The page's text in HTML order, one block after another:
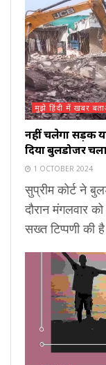
मुझे हिंदी में खबर
नहीं चलेगा सड़क
दिया बुलडोजर
1 OCTOBER 2024
सुप्रीम कोर्ट ने
दौरान मंगलवार
सख्त टिप्पणी की